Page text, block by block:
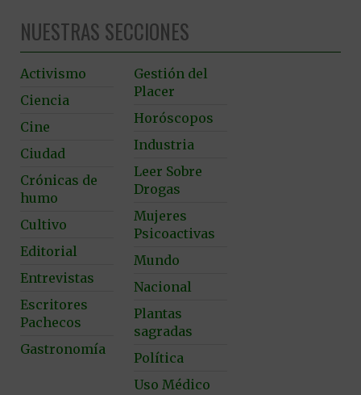
NUESTRAS SECCIONES
Activismo
Ciencia
Cine
Ciudad
Crónicas de
humo
Cultivo
Editorial
Entrevistas
Escritores
Pachecos
Gastronomía
Gestión del
Placer
Horóscopos
Industria
Leer Sobre
Drogas
Mujeres
Psicoactivas
Mundo
Nacional
Plantas
sagradas
Política
Uso Médico